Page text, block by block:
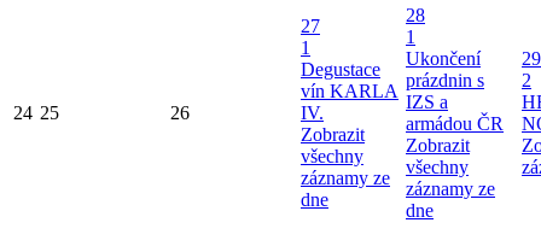
24 25 26
27
1
Degustace
vín KARLA
IV.
Zobrazit
všechny
záznamy ze
dne
28
1
Ukončení
prázdnin s
IZS a
armádou ČR
Zobrazit
všechny
záznamy ze
dne
29
2